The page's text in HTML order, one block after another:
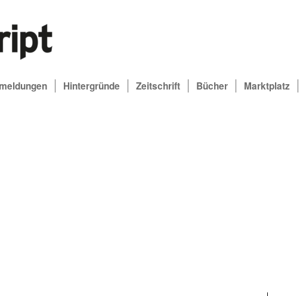
Hintergründe Zeitschrift Bücher Marktplatz